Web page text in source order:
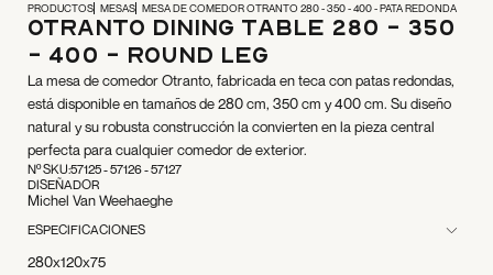
PRODUCTOS MESAS MESA DE COMEDOR OTRANTO 280 - 350 - 400 - PATA REDONDA
Otranto Dining Table 280 - 350
- 400 - Round Leg
La mesa de comedor Otranto, fabricada en teca con patas redondas,
está disponible en tamaños de 280 cm, 350 cm y 400 cm. Su diseño
natural y su robusta construcción la convierten en la pieza central
perfecta para cualquier comedor de exterior.
Nº SKU:57125 - 57126 - 57127
DISEÑADOR
Michel Van Weehaeghe
ESPECIFICACIONES
280x120x75